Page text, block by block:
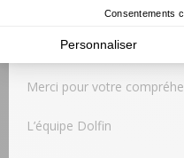
Produits
Dès le retour des
vous sera expédié.
Merci pour votre
L’équipe Dolfin